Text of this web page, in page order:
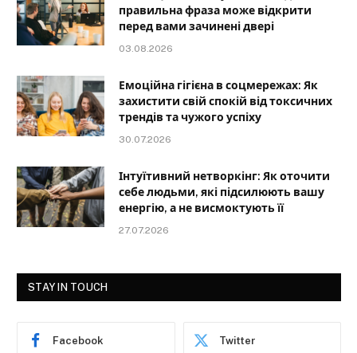
правильна фраза може відкрити
перед вами зачинені двері
03.08.2026
Емоційна гігієна в соцмережах: Як
захистити свій спокій від токсичних
трендів та чужого успіху
30.07.2026
Інтуїтивний нетворкінг: Як оточити
себе людьми, які підсилюють вашу
енергію, а не висмоктують її
27.07.2026
STAY IN TOUCH
Facebook Twitter